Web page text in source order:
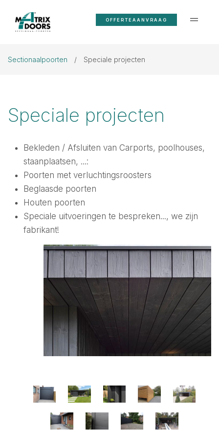
OFFERTEAANVRAAG
Sectionaalpoorten Speciale projecten
Speciale projecten
Bekleden / Afsluiten van Carports, poolhouses,
staanplaatsen, ...:
Poorten met verluchtingsroosters
Beglaasde poorten
Houten poorten
Speciale uitvoeringen te bespreken..., we zijn
fabrikant!